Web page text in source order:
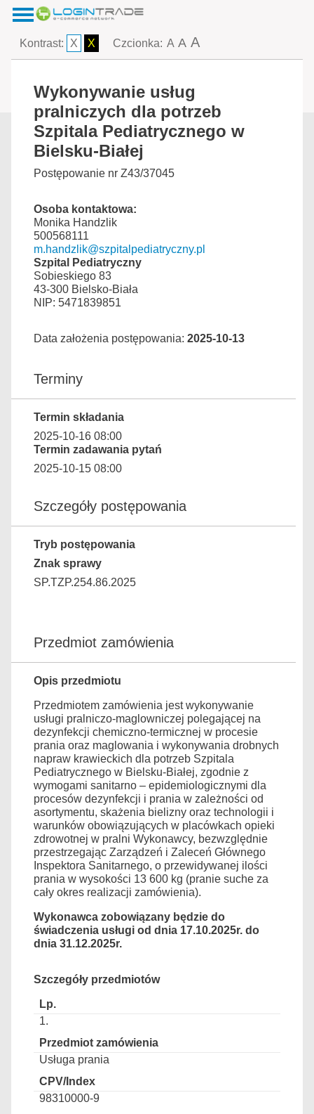
Kontrast: X X Czcionka: A A A
Wykonywanie usług
pralniczych dla potrzeb
Szpitala Pediatrycznego w
Bielsku-Białej
Postępowanie nr Z43/37045
Osoba kontaktowa:
Monika Handzlik
500568111
m.handzlik@szpitalpediatryczny.pl
Szpital Pediatryczny
Sobieskiego 83
43-300 Bielsko-Biała
NIP: 5471839851
Data założenia postępowania: 2025-10-13
Terminy
Termin składania
2025-10-16 08:00
Termin zadawania pytań
2025-10-15 08:00
Szczegóły postępowania
Tryb postępowania
Znak sprawy
SP.TZP.254.86.2025
Przedmiot zamówienia
Opis przedmiotu
Przedmiotem zamówienia jest wykonywanie
usługi pralniczo-maglowniczej polegającej na
dezynfekcji chemiczno-termicznej w procesie
prania oraz maglowania i wykonywania drobnych
napraw krawieckich dla potrzeb Szpitala
Pediatrycznego w Bielsku-Białej, zgodnie z
wymogami sanitarno – epidemiologicznymi dla
procesów dezynfekcji i prania w zależności od
asortymentu, skażenia bielizny oraz technologii i
warunków obowiązujących w placówkach opieki
zdrowotnej w pralni Wykonawcy, bezwzględnie
przestrzegając Zarządzeń i Zaleceń Głównego
Inspektora Sanitarnego, o przewidywanej ilości
prania w wysokości 13 600 kg (pranie suche za
cały okres realizacji zamówienia).
Wykonawca zobowiązany będzie do
świadczenia usługi od dnia 17.10.2025r. do
dnia 31.12.2025r.
Szczegóły przedmiotów
1.
Usługa prania
98310000-9